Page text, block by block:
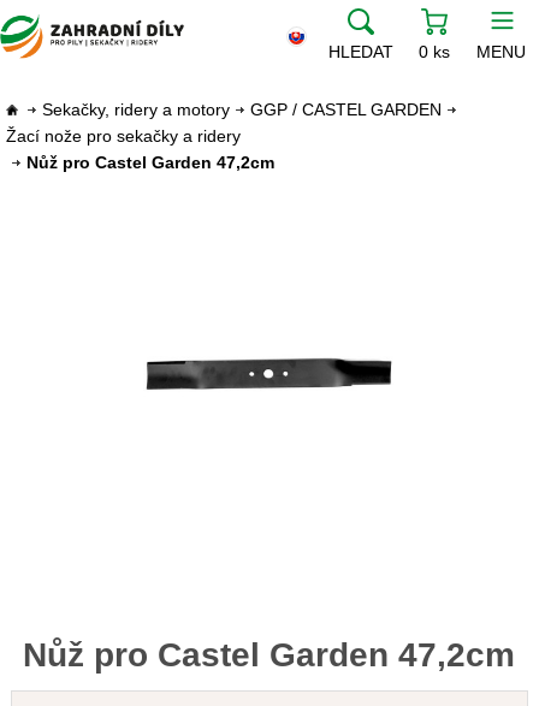
HLEDAT 0 ks MENU
Sekačky, ridery a motory
GGP / CASTEL GARDEN
Žací nože pro sekačky a ridery
Nůž pro Castel Garden 47,2cm
Nůž pro Castel Garden 47,2cm